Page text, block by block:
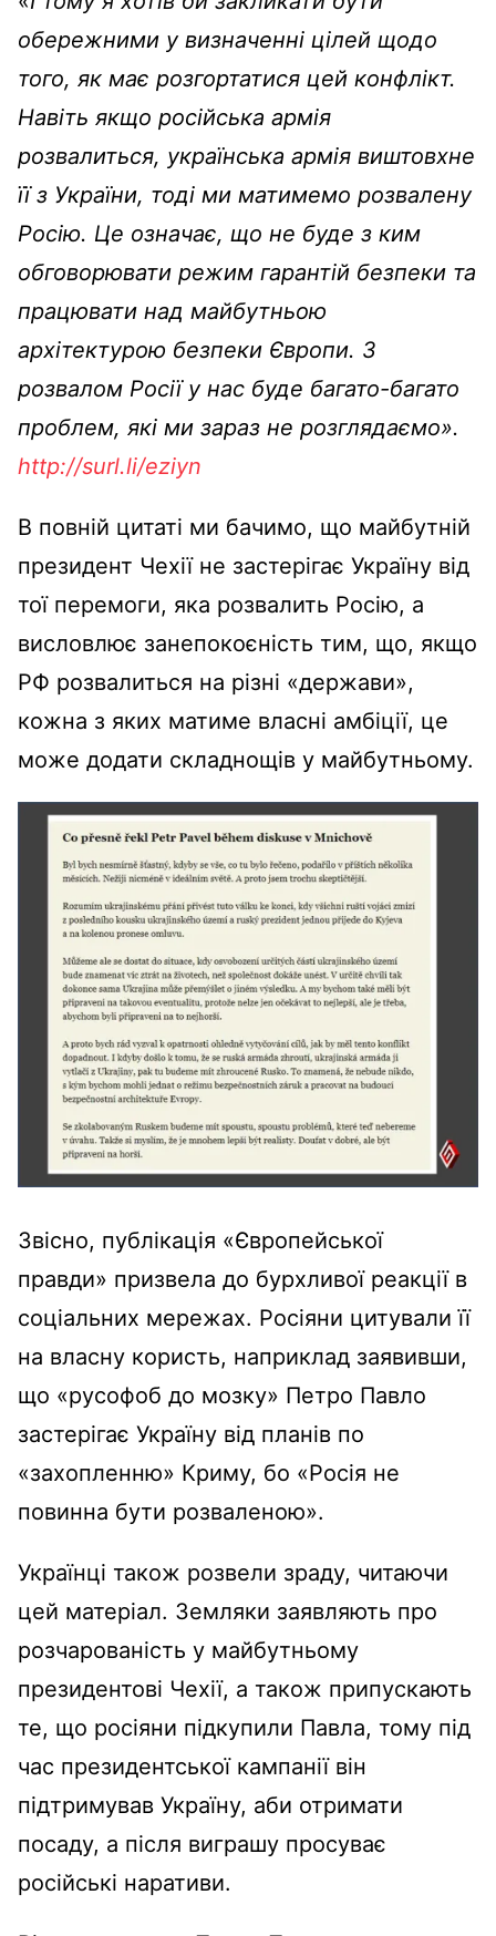
обережними у визначенні цілей щодо
того, як має розгортатися цей конфлікт.
Навіть якщо російська армія
розвалиться, українська армія виштовхне
її з України, тоді ми матимемо розвалену
Росію. Це означає, що не буде з ким
обговорювати режим гарантій безпеки та
працювати над майбутньою
архітектурою безпеки Європи. З
розвалом Росії у нас буде багато-багато
проблем, які ми зараз не розглядаємо».
http://surl.li/eziyn
В повній цитаті ми бачимо, що майбутній
президент Чехії не застерігає Україну від
тої перемоги, яка розвалить Росію, а
висловлює занепокоєність тим, що, якщо
РФ розвалиться на різні «держави»,
кожна з яких матиме власні амбіції, це
може додати складнощів у майбутньому.
Звісно, публікація «Європейської
правди» призвела до бурхливої реакції в
соціальних мережах. Росіяни цитували її
на власну користь, наприклад заявивши,
що «русофоб до мозку» Петро Павло
застерігає Україну від планів по
«захопленню» Криму, бо «Росія не
повинна бути розваленою».
Українці також розвели зраду, читаючи
цей матеріал. Земляки заявляють про
розчарованість у майбутньому
президентові Чехії, а також припускають
те, що росіяни підкупили Павла, тому під
час президентської кампанії він
підтримував Україну, аби отримати
посаду, а після виграшу просуває
російські наративи.